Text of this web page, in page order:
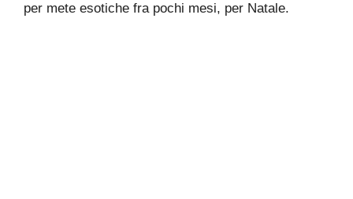
per mete esotiche fra pochi mesi, per Natale.